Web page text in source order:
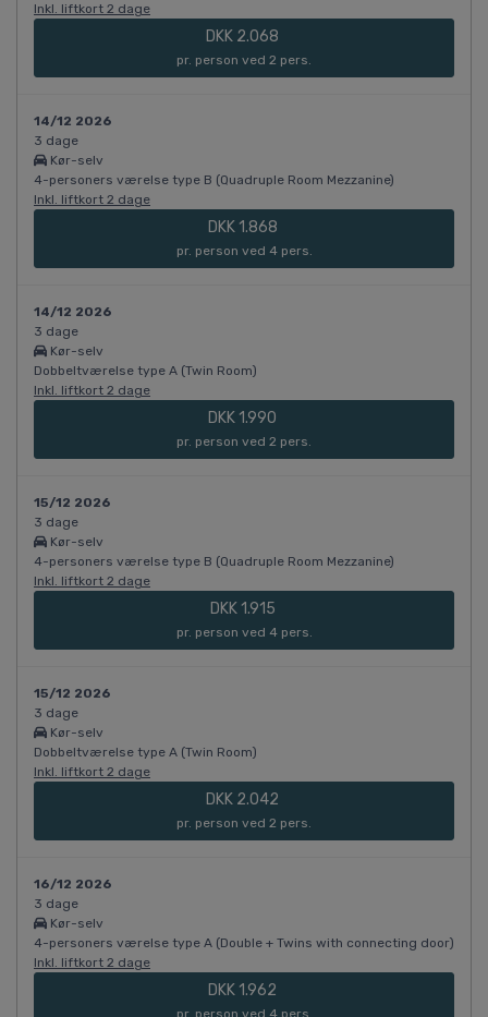
Inkl. liftkort 2 dage
DKK 2.068
pr. person ved 2 pers.
14/12 2026
3 dage
Kør-selv
4-personers værelse type B (Quadruple Room Mezzanine)
Inkl. liftkort 2 dage
DKK 1.868
pr. person ved 4 pers.
14/12 2026
3 dage
Kør-selv
Dobbeltværelse type A (Twin Room)
Inkl. liftkort 2 dage
DKK 1.990
pr. person ved 2 pers.
15/12 2026
3 dage
Kør-selv
4-personers værelse type B (Quadruple Room Mezzanine)
Inkl. liftkort 2 dage
DKK 1.915
pr. person ved 4 pers.
15/12 2026
3 dage
Kør-selv
Dobbeltværelse type A (Twin Room)
Inkl. liftkort 2 dage
DKK 2.042
pr. person ved 2 pers.
16/12 2026
3 dage
Kør-selv
4-personers værelse type A (Double + Twins with connecting door)
Inkl. liftkort 2 dage
DKK 1.962